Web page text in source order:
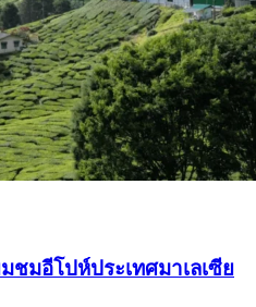
ชมอีโปห์ประเทศมาเลเซีย